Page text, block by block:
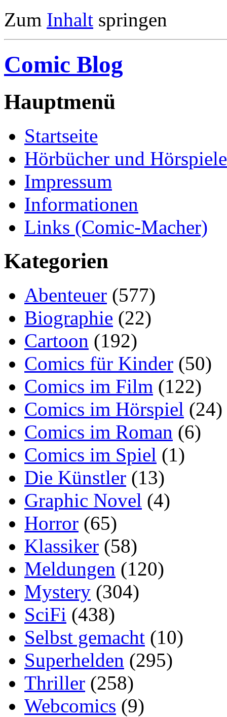
Zum Inhalt springen
Comic Blog
Hauptmenü
Startseite
Hörbücher und Hörspiele
Impressum
Informationen
Links (Comic-Macher)
Kategorien
Abenteuer (577)
Biographie (22)
Cartoon (192)
Comics für Kinder (50)
Comics im Film (122)
Comics im Hörspiel (24)
Comics im Roman (6)
Comics im Spiel (1)
Die Künstler (13)
Graphic Novel (4)
Horror (65)
Klassiker (58)
Meldungen (120)
Mystery (304)
SciFi (438)
Selbst gemacht (10)
Superhelden (295)
Thriller (258)
Webcomics (9)